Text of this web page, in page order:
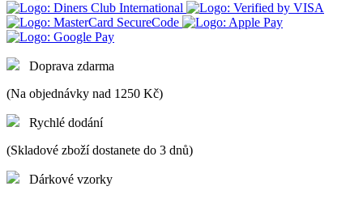
Doprava zdarma
(Na objednávky nad 1250 Kč)
Rychlé dodání
(Skladové zboží dostanete do 3 dnů)
Dárkové vzorky